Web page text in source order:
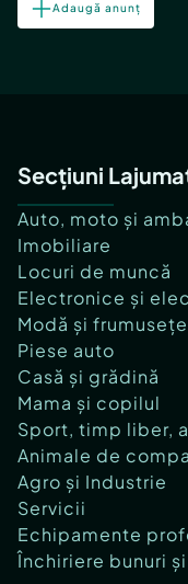
Adaugă anunț
Secțiuni
Auto, moto și
Imobiliare
Locuri de muncă
Electronice și
Modă și frumusețe
Piese auto
Casă și grădină
Mama și copilul
Sport, timp liber,
Animale de
Agro și Industrie
Servicii
Echipamente
Închiriere bunuri